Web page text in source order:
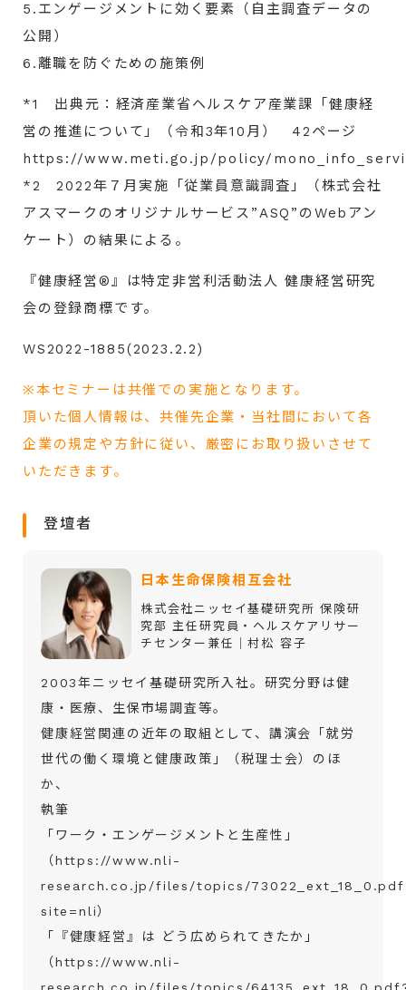
5.エンゲージメントに効く要素（自主調査データの
公開）
6.離職を防ぐための施策例
*1 出典元：経済産業省ヘルスケア産業課「健康経
営の推進について」（令和3年10月） 42ページ
https://www.meti.go.jp/policy/
*2 2022年７月実施「従業員意識調査」（株式会社
アスマークのオリジナルサービス”ASQ”のWebアン
ケート）の結果による。
『健康経営®』は特定非営利活動法人 健康経営研究
会の登録商標です。
WS2022-1885(2023.2.2)
※本セミナーは共催での実施となります。
頂いた個人情報は、共催先企業・当社間において各
企業の規定や方針に従い、厳密にお取り扱いさせて
いただきます。
登壇者
日本生命保険相互会社
株式会社ニッセイ基礎研究所 保険研
究部 主任研究員・ヘルスケアリサー
チセンター兼任｜村松 容子
2003年ニッセイ基礎研究所入社。研究分野は健
康・医療、生保市場調査等。
健康経営関連の近年の取組として、講演会「就労
世代の働く環境と健康政策」（税理士会）のほ
か、
執筆
「ワーク・エンゲージメントと生産性」
（https://www.nli-
research.co.jp/files/topics/
site=nli）
「『健康経営』は どう広められてきたか」
（https://www.nli-